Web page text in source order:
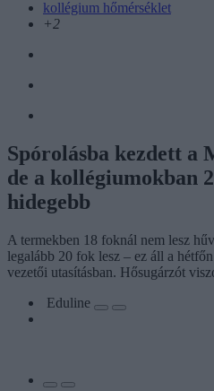
kollégium hőmérséklet
+2
Spórolásba kezdett a
de a kollégiumokban
hidegebb
A termekben 18 foknál nem lesz
legalább 20 fok lesz – ez áll a
vezetői utasításban. Hősugárzót
Eduline